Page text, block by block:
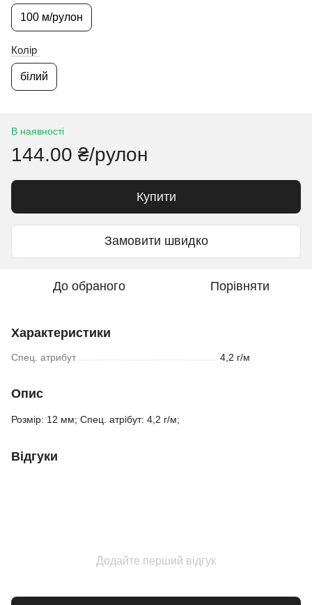
100 м/рулон
Колір
білий
В наявності
144.00 ₴/рулон
Купити
Замовити швидко
До обраного Порівняти
Характеристики
Спец. атрибут 4,2 г/м
Опис
Розмір: 12 мм; Спец. атрібут: 4,2 г/м;
Відгуки
Додайте перший відгук